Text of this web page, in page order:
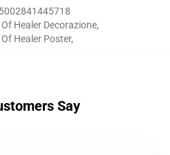
Of Healer Decorazione,
Of Healer Poster,
Say